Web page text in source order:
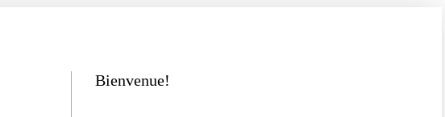
Bienvenue!